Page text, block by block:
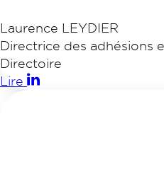
Laurence LEYDIER
Directrice des adhésions
Directoire
Lire